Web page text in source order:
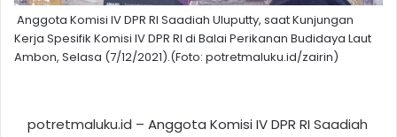
Anggota Komisi IV DPR RI Saadiah Uluputty, saat Kunjungan
Kerja Spesifik Komisi IV DPR RI di Balai Perikanan Budidaya Laut
Ambon, Selasa (7/12/2021).(Foto: potretmaluku.id/zairin)
potretmaluku.id – Anggota Komisi IV DPR RISaadiah